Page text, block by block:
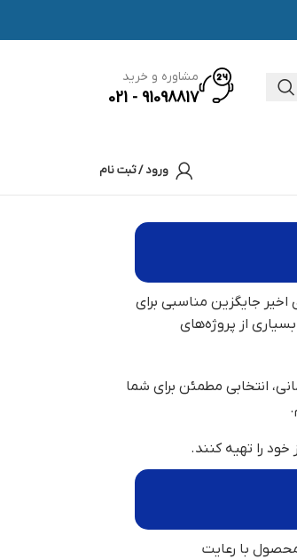
مشاوره و خرید
91098817 - 021
ورود / ثبت نام
جایگزین مناسبی برای
از پروژه‌های
انتخابی مطمئن برای شما
را تهیه کنند.
با رعایت